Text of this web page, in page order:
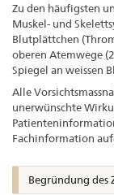
Zu den häufigsten
Muskel- und
Blutplättchen
oberen Atemwege
Spiegel an weissen
Alle
unerwünschte
Fachinformation
Begründung des